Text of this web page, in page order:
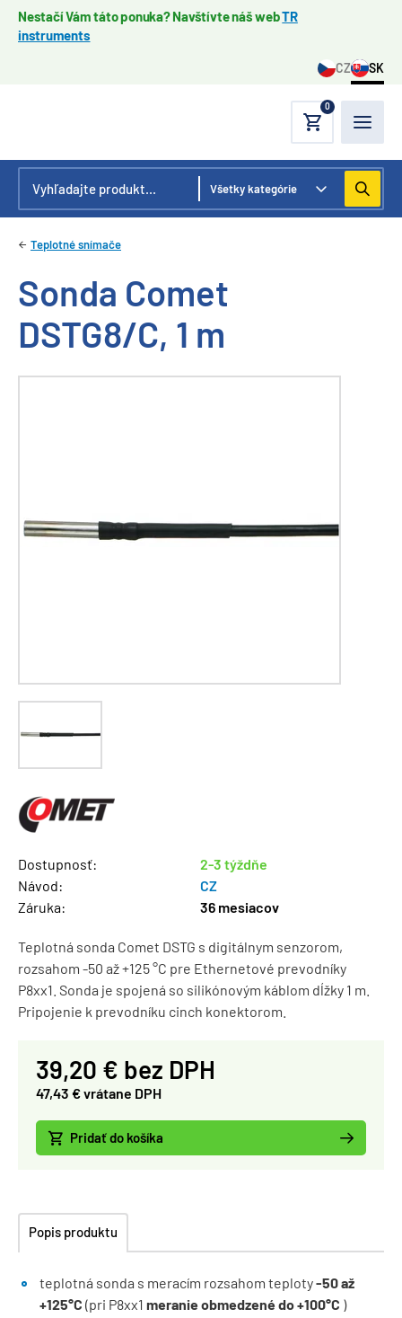
Nestačí Vám táto ponuka? Navštívte náš webTR
instruments
CZ SK
0
Teplotné snímače
Sonda Comet
DSTG8/C, 1 m
Dostupnosť:
2-3 týždňe
Návod:
CZ
Záruka:
36 mesiacov
Teplotná sonda Comet DSTG s digitálnym senzorom,
rozsahom -50 až +125 °C pre Ethernetové prevodníky
P8xx1. Sonda je spojená so silikónovým káblom dĺžky 1 m.
Pripojenie k prevodníku cinch konektorom.
39,20 € bez DPH
47,43 € vrátane DPH
Pridať do košíka
Popis produktu
teplotná sonda s meracím rozsahom teploty-50 až
+125°C (pri P8xx1 meranie obmedzené do +100°C )